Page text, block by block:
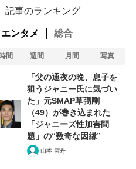
氏（91...
記事のランキング
エンタメ 総合
間 週間 月間 写真
「父の通夜の晩、息子を
狙うジャニー氏に気づい
た」元SMAP草彅剛
（49）が巻き込まれた
「ジャニーズ性加害問
題」の“数奇な因縁”
山本 雲丹